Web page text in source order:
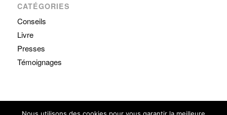
CATÉGORIES
Conseils
Livre
Presses
Témoignages